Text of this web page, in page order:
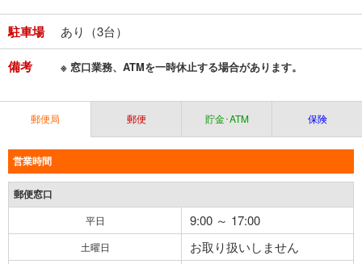
駐車場 あり（3台）
備考 ※ 窓口業務、ATMを一時休止する場合があります。
郵便局 郵便 貯金･ATM 保険
営業時間
郵便窓口
平日 9:00 ～ 17:00
土曜日 お取り扱いしません